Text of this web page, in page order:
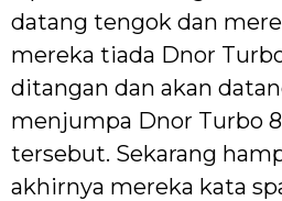
datang tengok dan
mereka tiada Dnor
ditangan dan akan
menjumpa Dnor Turbo
tersebut. Sekarang
akhirnya mereka kata